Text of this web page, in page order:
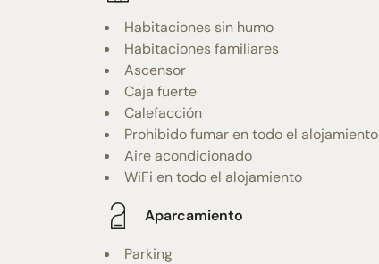
Habitaciones sin humo
Habitaciones familiares
Ascensor
Caja fuerte
Calefacción
Prohibido fumar en todo el alojamiento
Aire acondicionado
WiFi en todo el alojamiento
Aparcamiento
Parking